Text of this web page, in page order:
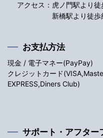
アクセス： 虎ノ門駅より
新橋駅より徒
お支払方法
現金 / 電子マネー(PayPay)
クレジットカード
EXPRESS,Diners Club)
サポート・アフター